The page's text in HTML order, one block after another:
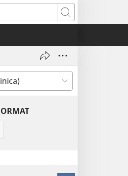
Pretraga